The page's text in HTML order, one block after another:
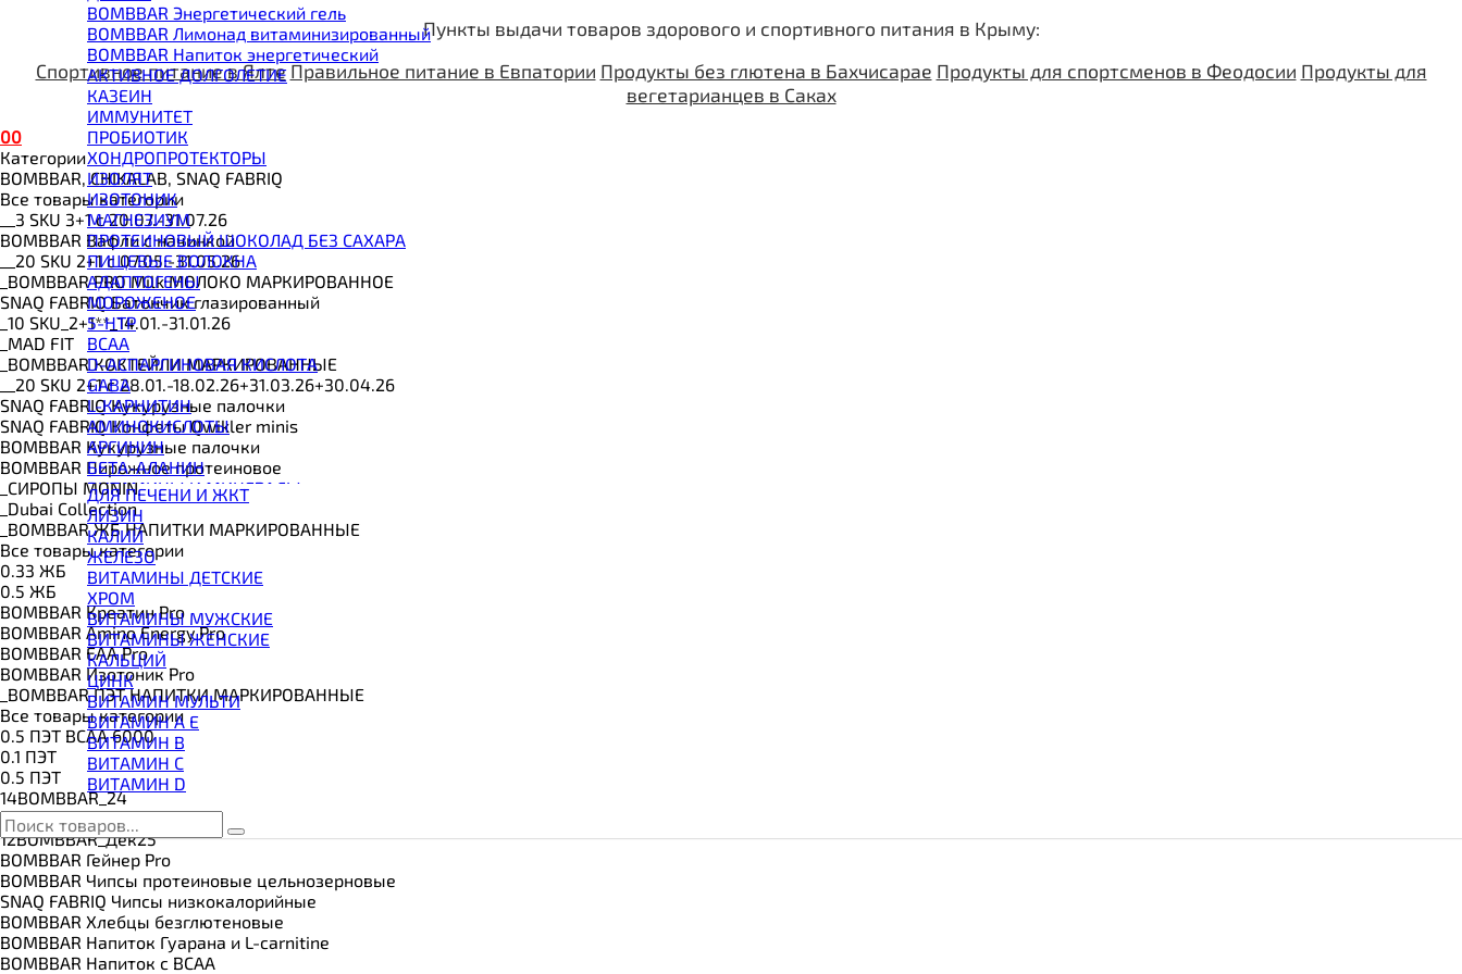
BOMBBAR Энергетический гель
BOMBBAR Лимонад витаминизированный
BOMBBAR Напиток энергетический
АКТИВНОЕ ДОЛГОЛЕТИЕ
КАЗЕИН
ИММУНИТЕТ
ПРОБИОТИК
ХОНДРОПРОТЕКТОРЫ
ИЗОЛЯТ
ИЗОТОНИК
МАГНЕЗИУМ
ПРОТЕИНОВЫЙ ШОКОЛАД БЕЗ САХАРА
ПИЩЕВЫЕ ВОЛОКНА
АДАПТОГЕНЫ
МОРОЖЕНОЕ
5-HTP
BCAA
D-АСПАРГИНОВАЯ КИСЛОТА
GABA
L-КАРНИТИН
АМИНОКИСЛОТЫ
АРГИНИН
БЕТА-АЛАНИН
ВИТАМИНЫ И МИНЕРАЛЫ
ВОССТАНОВИТЕЛИ
ГЕЙНЕР
ГИАЛУРОНОВАЯ КИСЛОТА
ГЛЮТАМИН
ГУАРАНА
ДЛЯ СУСТАВОВ И СВЯЗОК
ДОБАВКИ ДЛЯ СНА
ЖИРОСЖИГАТЕЛИ
КОЛЛАГЕН
КОЭНЗИМ Q10
КРЕАТИН
ПОЛЕЗНЫЕ ЖИРЫ
ПРОТЕИН
ПРОТЕИНОВОЕ ПЕЧЕНЬЕ
ПРОТЕИНОВЫЕ БАТОНЧИКИ
ПРОТЕИНОВЫЕ КАШИ
ТЕСТОБУСТЕРЫ
ЦИТРУЛЛИН МАЛАТ
ПРЕДТРЕНИРОВОЧНЫЕ КОМПЛЕКСЫ
ЭНЕРГЕТИКИ И ЖИРОСЖИГАТЕЛИ#
ДЛЯ ПЕЧЕНИ И ЖКТ
ЛИЗИН
КАЛИЙ
ЖЕЛЕЗО
ВИТАМИНЫ ДЕТСКИЕ
ХРОМ
ВИТАМИНЫ МУЖСКИЕ
ВИТАМИНЫ ЖЕНСКИЕ
КАЛЬЦИЙ
ЦИНК
ВИТАМИН МУЛЬТИ
ВИТАМИН A E
ВИТАМИН B
ВИТАМИН C
ВИТАМИН D
Пункты выдачи товаров здорового и спортивного питания в Крыму:
Спортивное питание в ЯлтеПравильное питание в Евпатории Продукты без глютена в Бахчисарае Продукты для спортсменов в Феодосии Продукты для
вегетарианцев в Саках
00
Категории
BOMBBAR, CHIKALAB, SNAQ FABRIQ
Все товары категории
__3 SKU 3+1 с 20.07.-31.07.26
BOMBBAR Вафли с начинкой
__20 SKU 2+1 с 07.05.-31.05.26
_BOMBBAR PRO Milk МОЛОКО МАРКИРОВАННОЕ
SNAQ FABRIQ Батончик глазированный
_10 SKU_2+1**_14.01.-31.01.26
_MAD FIT
_BOMBBAR КОКТЕЙЛИ МАРКИРОВАННЫЕ
__20 SKU 2+1 с 28.01.-18.02.26+31.03.26+30.04.26
SNAQ FABRIQ Кукурузные палочки
SNAQ FABRIQ Конфеты Qwikler minis
BOMBBAR Кукурузные палочки
BOMBBAR Пирожное протеиновое
_CИРОПЫ MONIN
_Dubai Collection
_BOMBBAR ЖБ НАПИТКИ МАРКИРОВАННЫЕ
Все товары категории
0.33 ЖБ
0.5 ЖБ
BOMBBAR Креатин Pro
BOMBBAR Amino Energy Pro
BOMBBAR EAA Pro
BOMBBAR Изотоник Pro
_BOMBBAR ПЭТ НАПИТКИ МАРКИРОВАННЫЕ
Все товары категории
0.5 ПЭТ ВСАА 6000
0.1 ПЭТ
0.5 ПЭТ
14BOMBBAR_24
Все товары категории
12BOMBBAR_Дек25
BOMBBAR Гейнер Pro
BOMBBAR Чипсы протеиновые цельнозерновые
SNAQ FABRIQ Чипсы низкокалорийные
BOMBBAR Хлебцы безглютеновые
BOMBBAR Напиток Гуарана и L-carnitine
BOMBBAR Напиток с BCAA